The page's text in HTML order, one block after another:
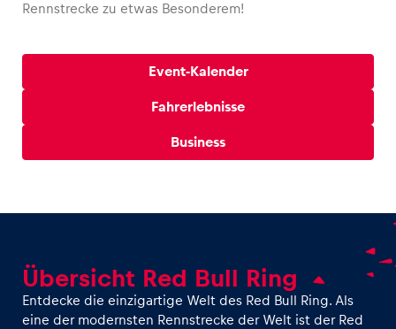
Glossar
Alle anzeigen
Rennstrecke zu etwas Besonderem!
Event-Kalender
Fahrerlebnisse
Business
Übersicht Red Bull Ring
Entdecke die einzigartige Welt des Red Bull Ring. Als
eine der modernsten Rennstrecke der Welt ist der Red